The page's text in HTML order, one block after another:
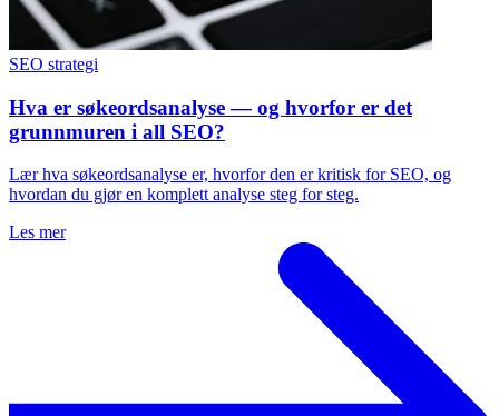
SEO strategi
Hva er søkeordsanalyse — og hvorfor er det
grunnmuren i all SEO?
Lær hva søkeordsanalyse er, hvorfor den er kritisk for SEO, og
hvordan du gjør en komplett analyse steg for steg.
Les mer